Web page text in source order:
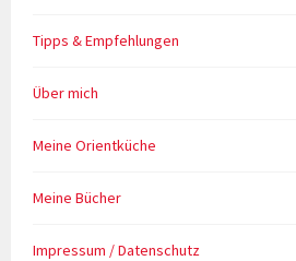
Tipps & Empfehlungen
Über mich
Meine Orientküche
Meine Bücher
Impressum / Datenschutz